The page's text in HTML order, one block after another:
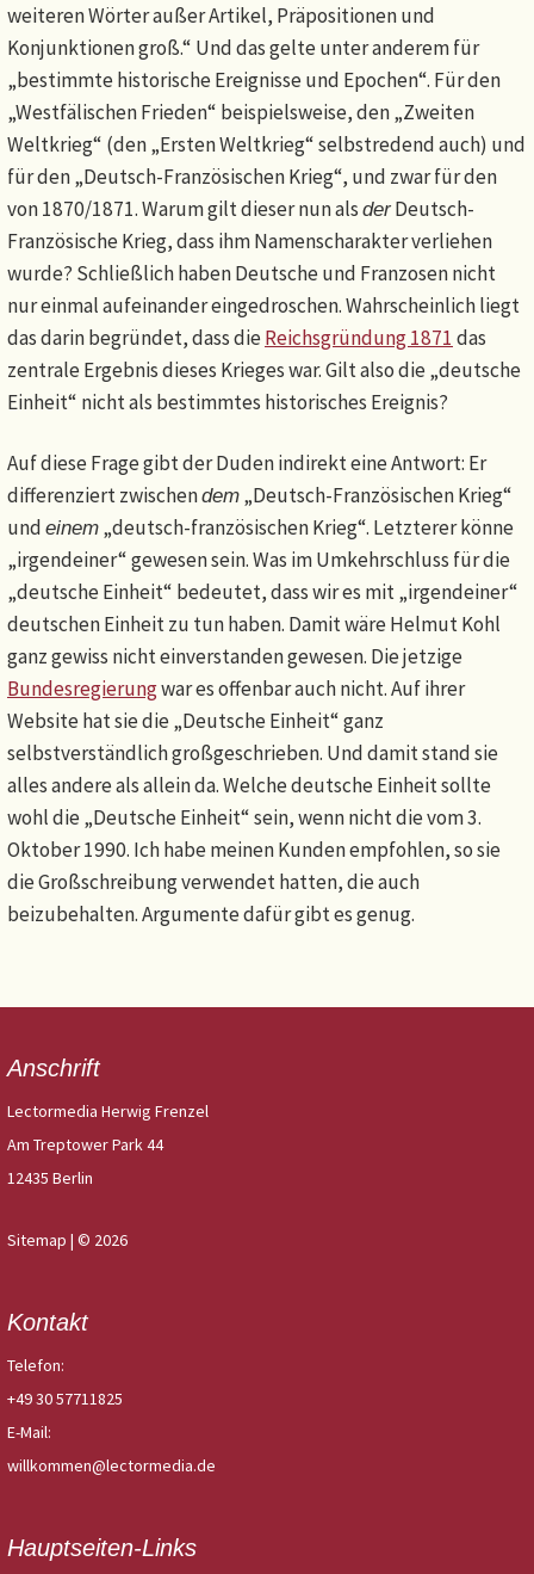
weiteren Wörter außer Artikel, Präpositionen und
Konjunktionen groß.“ Und das gelte unter anderem für
„bestimmte historische Ereignisse und Epochen“. Für den
„Westfälischen Frieden“ beispielsweise, den „Zweiten
Weltkrieg“ (den „Ersten Weltkrieg“ selbstredend auch) und
für den „Deutsch-Französischen Krieg“, und zwar für den
von 1870/1871. Warum gilt dieser nun als derDeutsch-
Französische Krieg, dass ihm Namenscharakter verliehen
wurde? Schließlich haben Deutsche und Franzosen nicht
nur einmal aufeinander eingedroschen. Wahrscheinlich liegt
das darin begründet, dass dieReichsgründung 1871 das
zentrale Ergebnis dieses Krieges war. Gilt also die „deutsche
Einheit“ nicht als bestimmtes historisches Ereignis?
Auf diese Frage gibt der Duden indirekt eine Antwort: Er
differenziert zwischendem „Deutsch-Französischen Krieg“
und einem „deutsch-französischen Krieg“. Letzterer könne
„irgendeiner“ gewesen sein. Was im Umkehrschluss für die
„deutsche Einheit“ bedeutet, dass wir es mit „irgendeiner“
deutschen Einheit zu tun haben. Damit wäre Helmut Kohl
ganz gewiss nicht einverstanden gewesen. Die jetzige
Bundesregierungwar es offenbar auch nicht. Auf ihrer
Website hat sie die „Deutsche Einheit“ ganz
selbstverständlich großgeschrieben. Und damit stand sie
alles andere als allein da. Welche deutsche Einheit sollte
wohl die „Deutsche Einheit“ sein, wenn nicht die vom 3.
Oktober 1990. Ich habe meinen Kunden empfohlen, so sie
die Großschreibung verwendet hatten, die auch
beizubehalten. Argumente dafür gibt es genug.
Anschrift
Lectormedia Herwig Frenzel
Am Treptower Park 44
12435 Berlin
Sitemap | © 2026
Kontakt
Telefon:
+49 30 57711825
E-Mail:
willkommen@lectormedia.de
Hauptseiten-Links